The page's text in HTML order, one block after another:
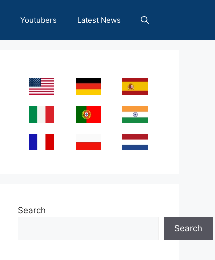
Youtubers Latest News
Search
Search